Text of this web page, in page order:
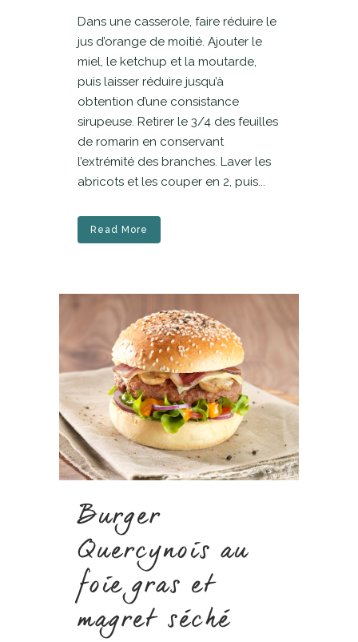
Dans une casserole, faire réduire le
jus d’orange de moitié. Ajouter le
miel, le ketchup et la moutarde,
puis laisser réduire jusqu’à
obtention d’une consistance
sirupeuse. Retirer le 3/4 des feuilles
de romarin en conservant
l’extrémité des branches. Laver les
abricots et les couper en 2, puis...
Read More
Burger
Quercynois au
foie gras et
magret séché